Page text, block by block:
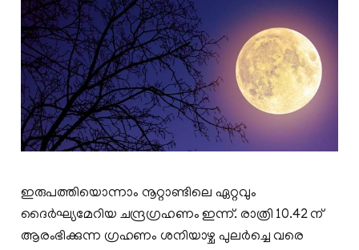
ഇരുപത്തിയൊന്നാം നൂറ്റാണ്ടിലെ ഏറ്റവും
ദൈര്‍ഘ്യമേറിയ ചന്ദ്രഗ്രഹണം ഇന്ന്. രാത്രി 10.42 ന്
ആരംഭിക്കുന്ന ഗ്രഹണം ശനിയാഴ്ച പുലര്‍ച്ചെ വരെ